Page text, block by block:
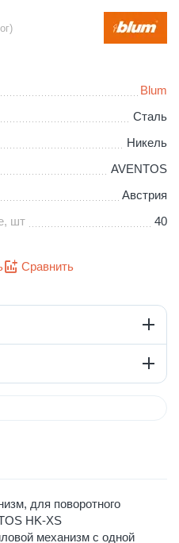
Blum
Сталь
Никель
AVENTOS
Австрия
шт
40
Сравнить
для поворотного
HK-XS
механизм с одной